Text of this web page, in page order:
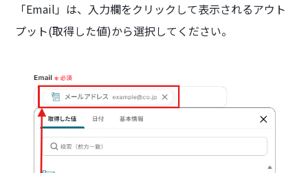
「Email」は、入力欄をクリックして表示されるアウト
プット(取得した値)から選択してください。